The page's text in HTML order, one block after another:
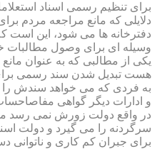
برای تنظیم رسمی اسناد
دلایلی که مانع مراجعه مردم
دفترخانه ها می شود، این است
وسیله ای برای وصول مطالبات
یکی از مطالبی که به عنوان
هست تبدیل شدن سند رسمی
به فردی که می خواهد سندش را
و ادارات دیگر گواهی
در واقع دولت زورش نمی رسد
سرگردنه را می گیرد و دولت
برای جبران کم کاری و ناتوانی